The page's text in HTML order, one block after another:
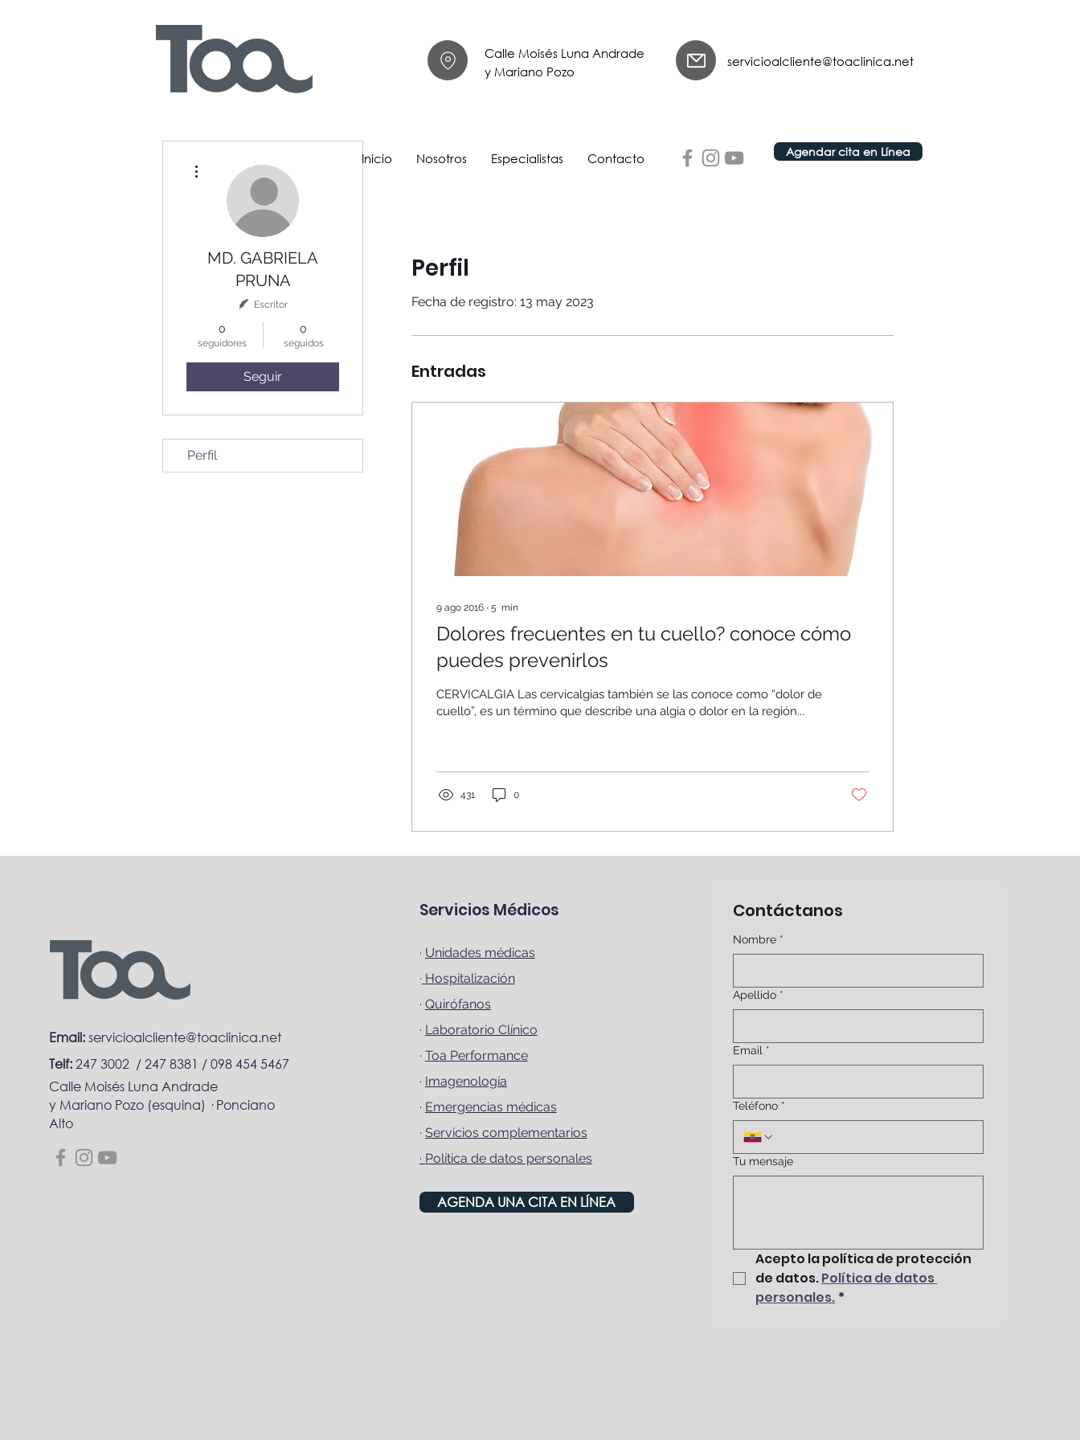
Calle Moisés Luna Andrade
y Mariano Pozo
servicioalcliente@toaclinica.net
Inicio Nosotros Especialistas Contacto Agendar cita en Línea
Perfil
Fecha de registro: 13 may 2023
Entradas
9 ago 2016 ∙ 5 min
Dolores frecuentes en tu cuello? conoce cómo
puedes prevenirlos
CERVICALGIA Las cervicalgias también se las conoce como “dolor de
cuello”, es un término que describe una algia o dolor en la región...
431 0
MD. GABRIELA
PRUNA
Escritor
0
seguidores
0
seguidos
Seguir
Perfil
Email:servicioalcliente@toaclinica.net
Telf:247 3002 / 247 8381 /098 454 5467
Calle Moisés Luna Andrade
y Mariano Pozo (esquina) · Ponciano
Alto
Servicios Médicos
· Unidades médicas
· Hospitalización
· Quirófanos
· Laboratorio Clínico
· Toa Performance
· Imagenología
· Emergencias médicas
· Servicios complementarios
· Política de datos personales
AGENDA UNA CITA EN LÍNEA
Contáctanos
Nombre *
Apellido *
Email *
Teléfono *
Tu mensaje
Acepto la política de protección
de datos. Política de datos
personales. *